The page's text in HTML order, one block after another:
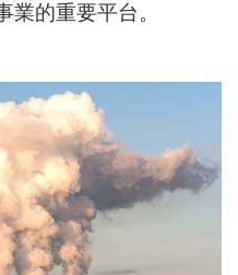
業的重要平台。